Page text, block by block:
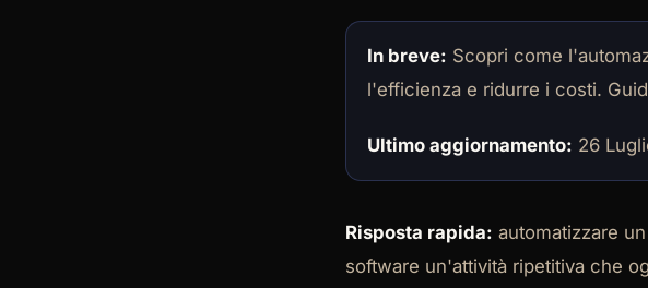
In breve: Scopri come
l'efficienza e ridurre i costi.
Ultimo aggiornamento: 26
Risposta rapida: automatizzare
software un'attività ripetitiva che